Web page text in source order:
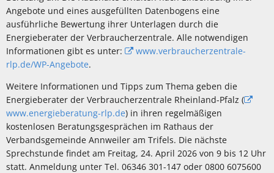
Angebote und eines ausgefüllten Datenbogens eine
ausführliche Bewertung ihrer Unterlagen durch die
Energieberater der Verbraucherzentrale. Alle notwendigen
Informationen gibt es unter:
www.verbraucherzentrale-
rlp.de/WP-Angebote.
Weitere Informationen und Tipps zum Thema geben die
Energieberater der Verbraucherzentrale Rheinland-Pfalz (
www.energieberatung-rlp.de) in ihren regelmäßigen
kostenlosen Beratungsgesprächen im Rathaus der
Verbandsgemeinde Annweiler am Trifels. Die nächste
Sprechstunde findet am Freitag, 24. April 2026 von 9 bis 12 Uhr
statt. Anmeldung unter Tel. 06346 301-147 oder 0800 6075600